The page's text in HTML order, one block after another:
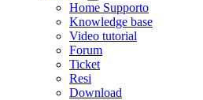
Home Supporto
Knowledge base
Video tutorial
Forum
Ticket
Resi
Download